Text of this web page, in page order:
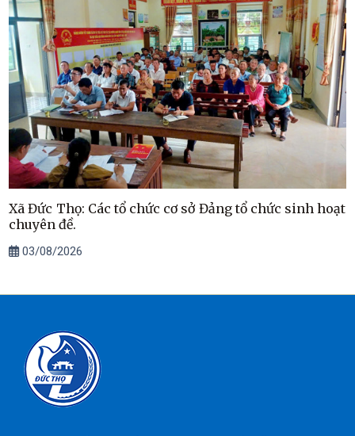
Xã Đức Thọ: Các tổ chức cơ sở Đảng tổ chức sinh hoạt
chuyên đề.
03/08/2026